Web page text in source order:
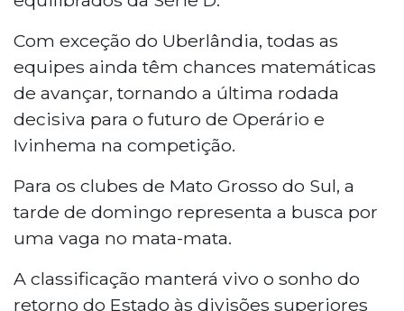
Com exceção do Uberlândia, todas as
equipes ainda têm chances matemáticas
de avançar, tornando a última rodada
decisiva para o futuro de Operário e
Ivinhema na competição.
Para os clubes de Mato Grosso do Sul, a
tarde de domingo representa a busca por
uma vaga no mata-mata.
A classificação manterá vivo o sonho do
retorno do Estado às divisões superiores